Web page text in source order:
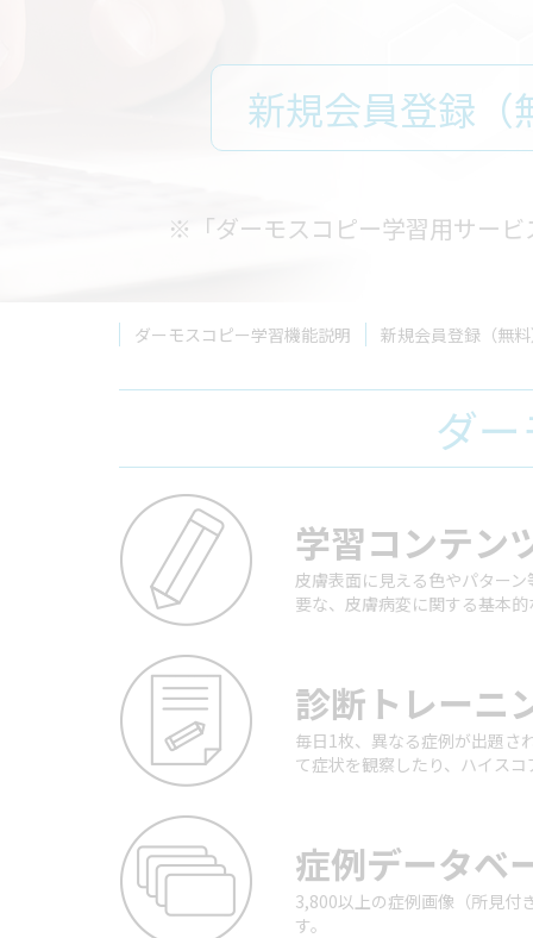
新規会員登録（
※「ダーモスコピー学習用サー
ダーモスコピー学習機能説明 新規会員登録（無
ダ
学習コンテン
皮膚表面に見える色やパター
要な、皮膚病変に関する基本
診断トレーニ
毎日1枚、異なる症例が出題さ
て症状を観察したり、ハイス
症例データベ
3,800以上の症例画像（所見付
す。